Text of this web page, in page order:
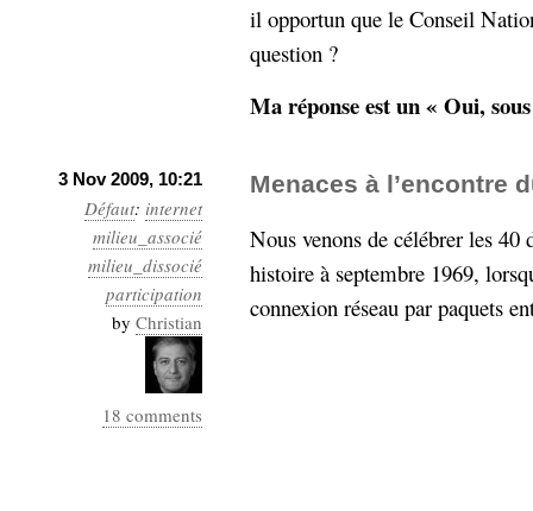
il opportun que le Conseil
question ?
Ma réponse est un « Oui,
3 Nov 2009, 10:21
Défaut: internet
milieu_associé
milieu_dissocié
participation
by Christian
18 comments
Menaces à l’encontre
Nous venons de célébrer les 40
histoire à septembre 1969,
connexion réseau par paquets
Entreprise-
2.0google
grammatisation
humeur
hypomnematalecture
management_des_connaissances
Moteur-
de-recherche